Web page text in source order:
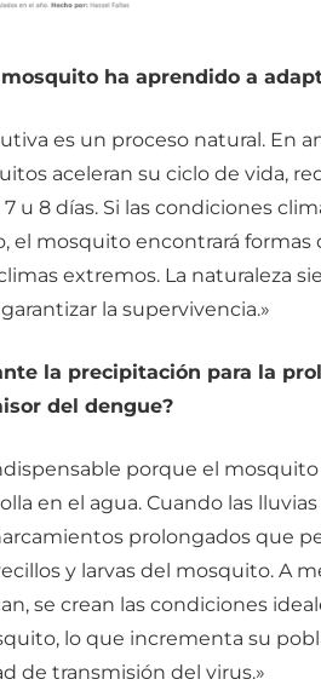
ha aprendido a
es un proceso natural. En
aceleran su ciclo de vida,
u 8 días. Si las condiciones
el mosquito encontrará formas
extremos. La naturaleza
la supervivencia.»
la precipitación para la
del dengue?
porque el
en el agua. Cuando las
prolongados que
y larvas del mosquito. A
se crean las condiciones
lo que incrementa su
de transmisión del virus.»